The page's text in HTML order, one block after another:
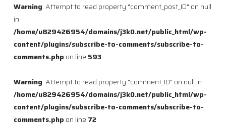
Warning: Attempt to read property "comment_post_ID" on null
in
/home/u829426954/domains/j3k0.net/public_html/wp-
content/plugins/subscribe-to-comments/subscribe-to-
comments.php on line 593
Warning: Attempt to read property "comment_ID" on null in
/home/u829426954/domains/j3k0.net/public_html/wp-
content/plugins/subscribe-to-comments/subscribe-to-
comments.php on line 72